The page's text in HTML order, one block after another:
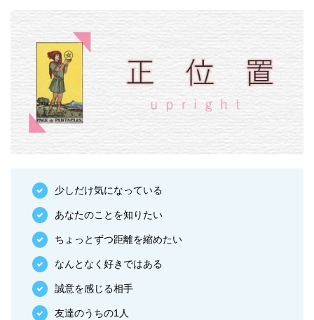
少しだけ気になっている
あなたのことを知りたい
ちょっとずつ距離を縮めたい
なんとなく好きではある
誠意を感じる相手
友達のうちの1人